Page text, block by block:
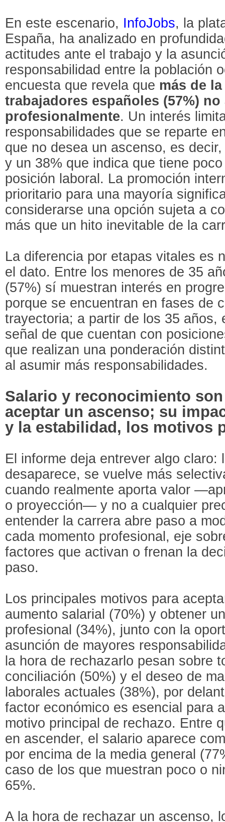
En este escenario, InfoJobs, la
España, ha analizado en
actitudes ante el trabajo y la
responsabilidad entre la población
encuesta que revela que más de
trabajadores españoles (57%)
profesionalmente. Un interés
responsabilidades que se reparte
que no desea un ascenso, es
y un 38% que indica que tiene
posición laboral. La promoción
prioritario para una mayoría
considerarse una opción sujeta a
más que un hito inevitable de la
La diferencia por etapas vitales es
el dato. Entre los menores de 35
(57%) sí muestran interés en
porque se encuentran en fases de
trayectoria; a partir de los 35 años,
señal de que cuentan con
que realizan una ponderación
al asumir más responsabilidades.
Salario y reconocimiento
aceptar un ascenso; su
y la estabilidad, los motivos
El informe deja entrever algo claro:
desaparece, se vuelve más
cuando realmente aporta valor
o proyección— y no a cualquier
entender la carrera abre paso a
cada momento profesional, eje
factores que activan o frenan la
paso.
Los principales motivos para
aumento salarial (70%) y obtener
profesional (34%), junto con la
asunción de mayores
la hora de rechazarlo pesan sobre
conciliación (50%) y el deseo de
laborales actuales (38%), por
factor económico es esencial para
motivo principal de rechazo. Entre
en ascender, el salario aparece
por encima de la media general
caso de los que muestran poco o
65%.
A la hora de rechazar un ascenso,